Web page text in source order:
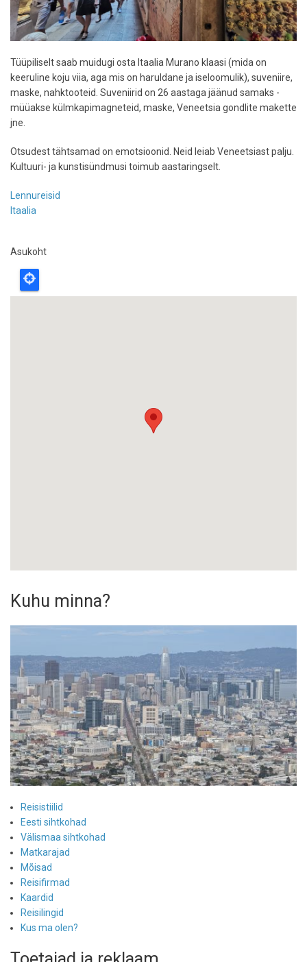
Tüüpiliselt saab muidugi osta Itaalia Murano klaasi (mida on
keeruline koju viia, aga mis on haruldane ja iseloomulik), suveniire,
maske, nahktooteid. Suveniirid on 26 aastaga jäänud samaks -
müüakse külmkapimagneteid, maske, Veneetsia gondlite makette
jne.
Otsudest tähtsamad on emotsioonid. Neid leiab Veneetsiast palju.
Kultuuri- ja kunstisündmusi toimub aastaringselt.
Lennureisid
Itaalia
Asukoht
Kuhu minna?
Reisistiilid
Eesti sihtkohad
Välismaa sihtkohad
Matkarajad
Mõisad
Reisifirmad
Kaardid
Reisilingid
Kus ma olen?